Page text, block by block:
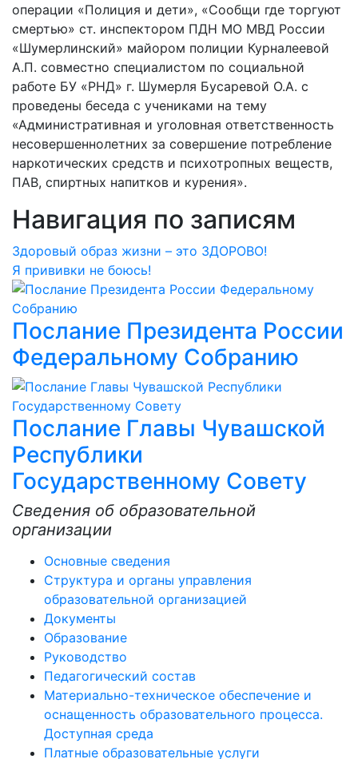
операции «Полиция и дети», «Сообщи где торгуют
смертью» ст. инспектором ПДН МО МВД России
«Шумерлинский» майором полиции Курналеевой
А.П. совместно специалистом по социальной
работе БУ «РНД» г. Шумерля Бусаревой О.А. с
проведены беседа с учениками на тему
«Административная и уголовная ответственность
несовершеннолетних за совершение потребление
наркотических средств и психотропных веществ,
ПАВ, спиртных напитков и курения».
Навигация по записям
Здоровый образ жизни – это ЗДОРОВО!
Я прививки не боюсь!
Послание Президента России
Федеральному Собранию
Послание Главы Чувашской
Республики
Государственному Совету
Сведения об образовательной
организации
Основные сведения
Структура и органы управления
образовательной организацией
Документы
Образование
Руководство
Педагогический состав
Материально-техническое обеспечение и
оснащенность образовательного процесса.
Доступная среда
Платные образовательные услуги